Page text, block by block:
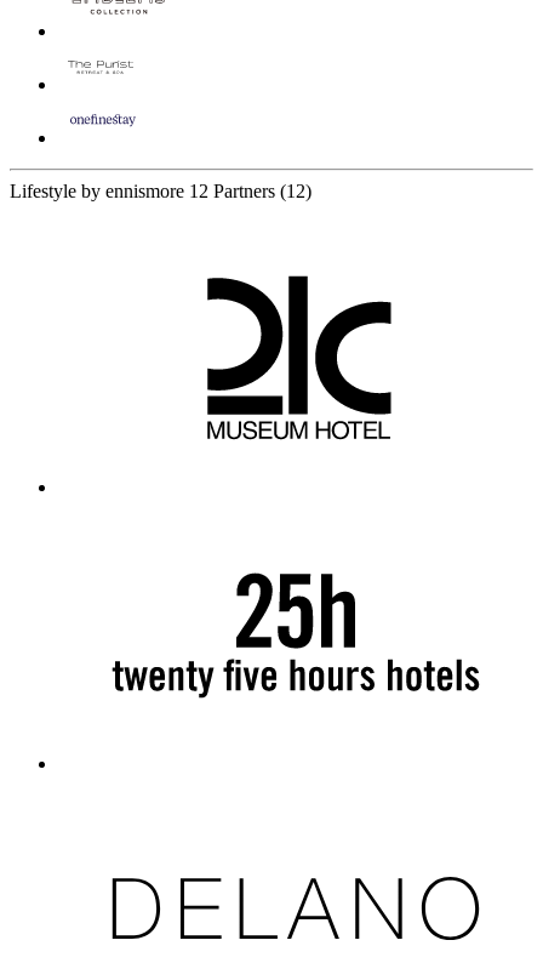
Lifestyle by ennismore 12 Partners (12)